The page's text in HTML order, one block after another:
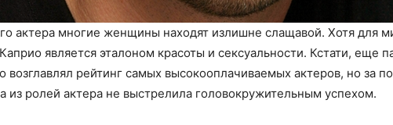
актера многие женщины находят излишне слащавой. Хотя для
является эталоном красоты и сексуальности. Кстати, еще
возглавлял рейтинг самых высокооплачиваемых актеров, но за
из ролей актера не выстрелила головокружительным успехом.